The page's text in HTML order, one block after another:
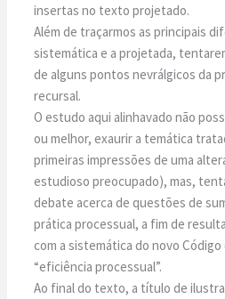
insertas no texto projetado.
Além de traçarmos as principais
sistemática e a projetada,
de alguns pontos nevrálgicos da
recursal.
O estudo aqui alinhavado não
ou melhor, exaurir a temática
primeiras impressões de uma
estudioso preocupado), mas,
debate acerca de questões de
prática processual, a fim de
com a sistemática do novo Código
“eficiência processual”.
Ao final do texto, a título de